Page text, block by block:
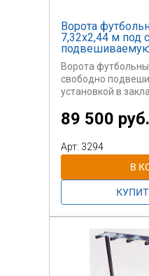
Ворота
7,32х2,44 м под
Ворота
свободно
установкой в
89 500 руб.
Арт: 3294